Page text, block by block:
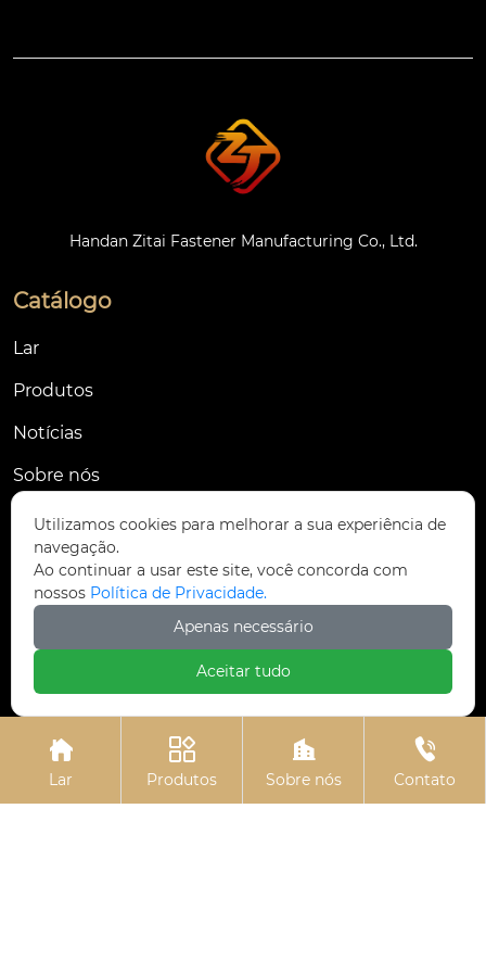
Handan Zitai Fastener Manufacturing Co., Ltd.
Catálogo
Lar
Produtos
Notícias
Sobre nós
Contate-nos
Contate-nos
Parque Industrial da vila de Dongmingyang,
distrito de Yongnian, cidade de Handan, China

ztfasteners@163.com (resposta dentro de 24
+86-13315035610

Lar

Produtos

Sobre nós

Contato
Utilizamos cookies para melhorar a sua experiência de
navegação.
Ao continuar a usar este site, você concorda com
nossos Política de Privacidade.
Apenas necessário
Aceitar tudo